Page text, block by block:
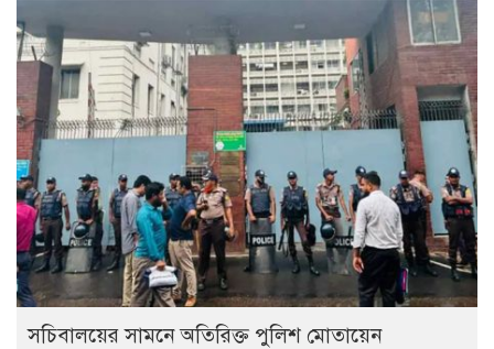
সচিবালয়ের সামনে অতিরিক্ত পুলিশ মোতায়েন